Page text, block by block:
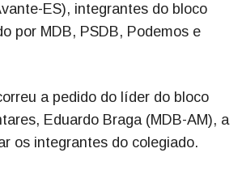
ES), integrantes do bloco
por MDB, PSDB, Podemos e
a pedido do líder do bloco
Eduardo Braga (MDB-AM), a
os integrantes do colegiado.